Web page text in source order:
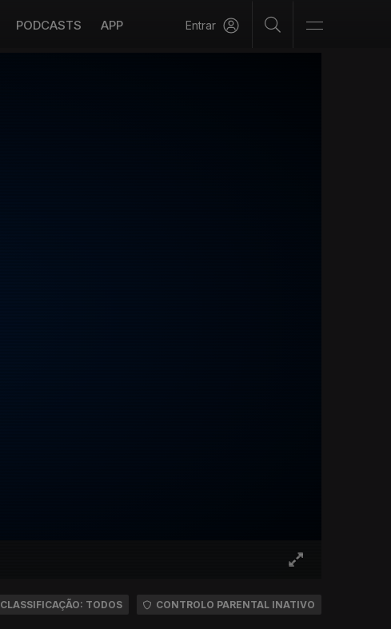
PODCASTS APP Entrar
CLASSIFICAÇÃO: TODOS CONTROLO PARENTAL INATIVO